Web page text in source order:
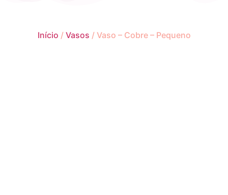
Início / Vasos / Vaso – Cobre – Pequeno